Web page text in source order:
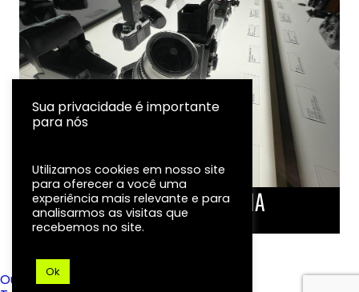
LINHA DO TEMPO DA FOTOGRAFIA
EXPOSIÇÃO
Ouvidoria
Sua privacidade é importante
para nós
Utilizamos cookies em nosso site
para oferecer a você uma
experiência mais relevante e para
analisarmos as visitas que
recebemos no site.
Ok